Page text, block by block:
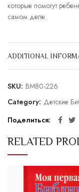
которые помогут
самом деле.
ADDITIONAL
SKU: BM80-226
Category: Детские
Поделиться
RELATED